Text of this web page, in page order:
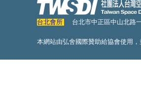
台北會所 台北市中正區中山北路
本網站由弘舍國際贊助給協會使用